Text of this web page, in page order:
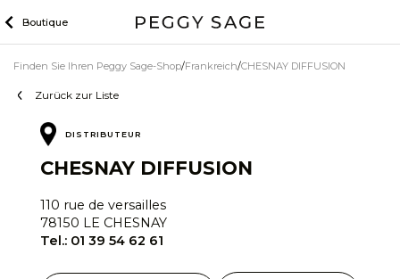
Inhalt
Boutique
Zurück zur Liste
Finden Sie Ihren Peggy Sage-Shop Frankreich CHESNAY DIFFUSION
DISTRIBUTEUR
CHESNAY DIFFUSION
110 rue de versailles
78150 LE CHESNAY
Tel.: 01 39 54 62 61